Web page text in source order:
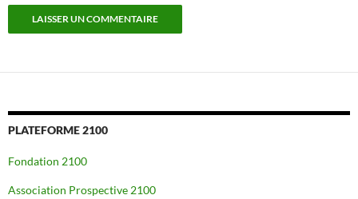
PLATEFORME 2100
Fondation 2100
Association Prospective 2100